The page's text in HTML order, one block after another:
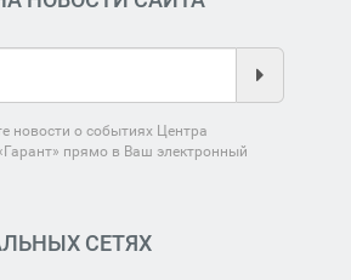
новости о событиях Центра
прямо в Ваш электронный
СЕТЯХ